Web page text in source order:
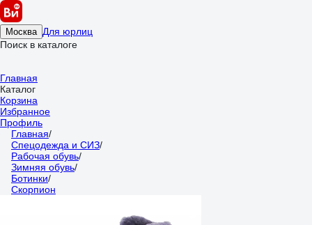
Москва Для юрлиц
Поиск в каталоге
Главная
Каталог
Корзина
Избранное
Профиль
Главная/
Спецодежда и СИЗ/
Рабочая обувь/
Зимняя обувь/
Ботинки/
Скорпион